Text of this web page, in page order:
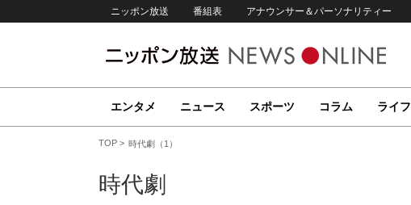
ニッポン放送 番組表 アナウンサー＆パーソナリティー
エンタメ ニュース スポーツ コラム ライフ
TOP 時代劇（1）
時代劇